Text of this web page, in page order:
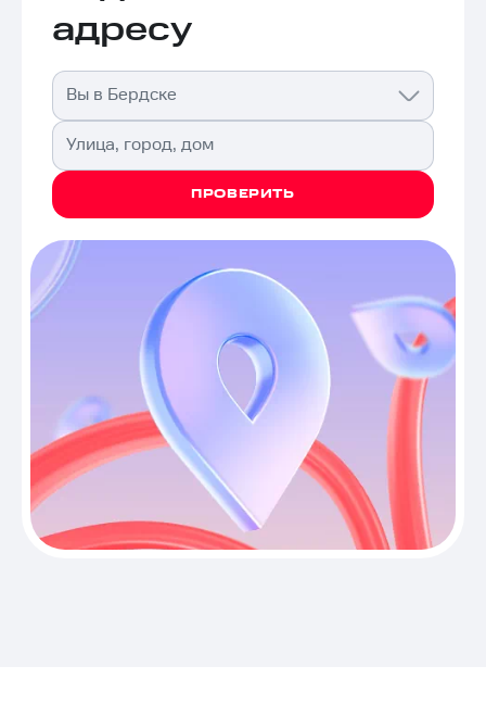
адресу
Вы в Бердске
Улица, город, дом
ПРОВЕРИТЬ